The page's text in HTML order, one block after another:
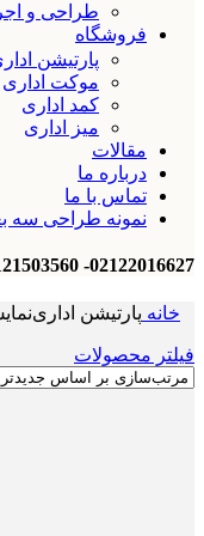
طراحی و
فروشگاه
پارتیشن
موکت اداری
کمد اداری
میز اداری
مقالات
درباره ما
تماس با ما
نمونه طراحی سه
02122016627- 09121503560
خانه پارتیشن ادارینمایش 1–12 از
فیلتر محصولات